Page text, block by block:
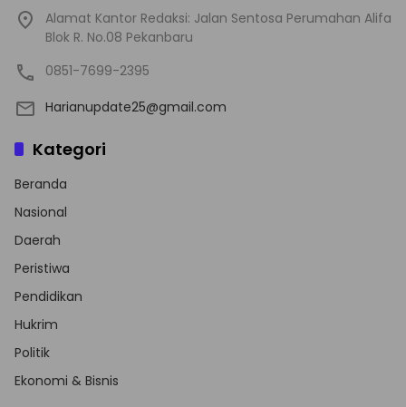
Alamat Kantor Redaksi: Jalan Sentosa Perumahan Alifa
Blok R. No.08 Pekanbaru
0851-7699-2395
Harianupdate25@gmail.com
Kategori
Beranda
Nasional
Daerah
Peristiwa
Pendidikan
Hukrim
Politik
Ekonomi & Bisnis